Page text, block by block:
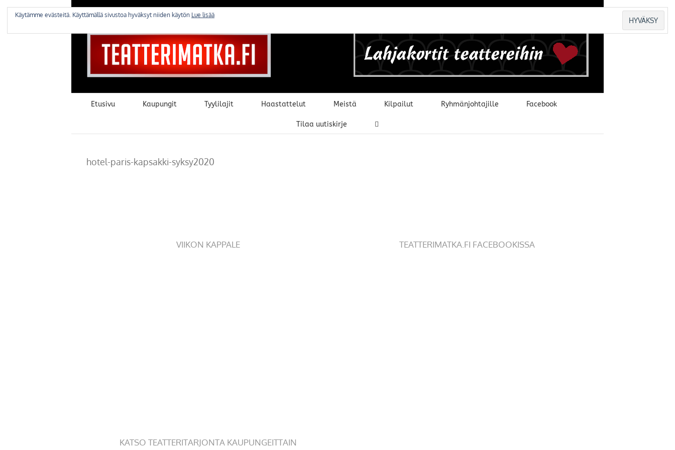
Etusivu Kaupungit Tyylilajit Haastattelut Meistä Kilpailut Ryhmänjohtajille Facebook
Tilaa uutiskirje
hotel-paris-kapsakki-syksy2020
VIIKON KAPPALE
KATSO TEATTERITARJONTA KAUPUNGEITTAIN
TEATTERIMATKA.FI FACEBOOKISSA
Käytämme evästeitä. Käyttämällä sivustoa hyväksyt niiden käytön Lue lisää